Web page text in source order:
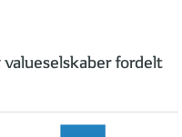
fordelt